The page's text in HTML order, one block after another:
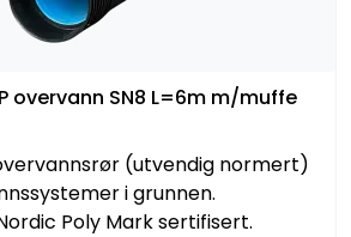
overvann SN8 L=6m m/muffe
(utvendig normert)
i grunnen.
Poly Mark sertifisert.